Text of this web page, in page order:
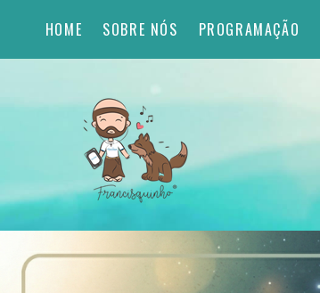
HOME SOBRE NÓS PROGRAMAÇÃO